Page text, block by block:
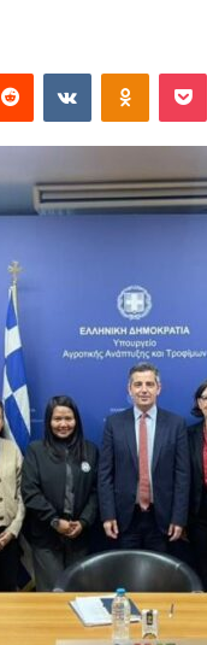
Reddit VKontakte